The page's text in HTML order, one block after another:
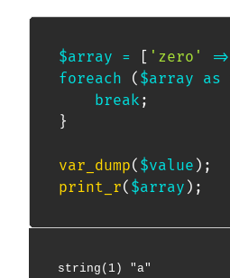
$array = [ 'zero' =>
foreach
( $array as
break ;
}
var_dump( $value ) ;
print_r( $array ) ;
string(1) "a"